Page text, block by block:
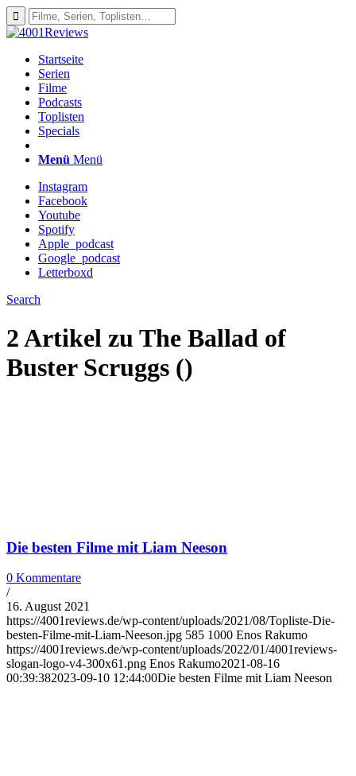
Startseite
Serien
Filme
Podcasts
Toplisten
Specials
Menü Menü
Instagram
Facebook
Youtube
Spotify
Apple_podcast
Google_podcast
Letterboxd
Search
2 Artikel zu The Ballad of
Buster Scruggs ()
Die besten Filme mit Liam Neeson
0 Kommentare
/
16. August 2021
https://4001reviews.de/wp-content/uploads/2021/08/Topliste-Die-
besten-Filme-mit-Liam-Neeson.jpg 585 1000 Enos Rakumo
https://4001reviews.de/wp-content/uploads/2022/01/4001reviews-
slogan-logo-v4-300x61.png Enos Rakumo2021-08-16
00:39:382023-09-10 12:44:00Die besten Filme mit Liam Neeson